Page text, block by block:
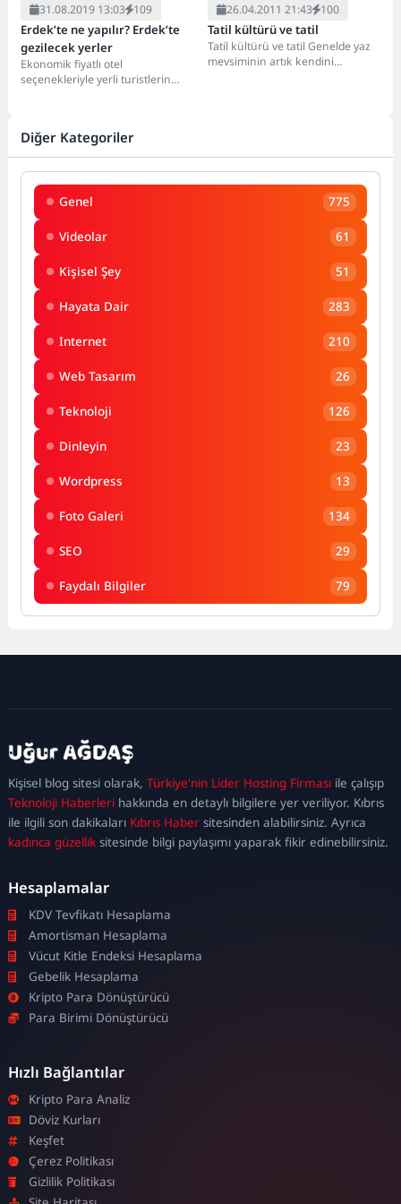
31.08.2019 13:03 109
Erdek’te ne yapılır? Erdek’te
gezilecek yerler
Ekonomik fiyatlı otel
seçenekleriyle yerli turistlerin
26.04.2011 21:43 100
Tatil kültürü ve tatil
Tatil kültürü ve tatil Genelde yaz
mevsiminin artık kendini
Diğer Kategoriler
Genel 775
Videolar 61
Kişisel Şey 51
Hayata Dair 283
Internet 210
Web Tasarım 26
Teknoloji 126
Dinleyin 23
Wordpress 13
Foto Galeri 134
SEO 29
Faydalı Bilgiler 79
Kişisel blog sitesi olarak,Türkiye'nin Lider Hosting Firması ile çalışıp
Teknoloji Haberleri hakkında en detaylı bilgilere yer veriliyor. Kıbrıs
ile ilgili son dakikaları Kıbrıs Haber sitesinden alabilirsiniz. Ayrıca
kadınca güzellik sitesinde bilgi paylaşımı yaparak fikir edinebilirsiniz.
kadıköy
escortmaltepe
escortataşehir
escortümraniye
escort
Hesaplamalar
KDV Tevfikatı Hesaplama
Amortisman Hesaplama
Vücut Kitle Endeksi Hesaplama
Gebelik Hesaplama
Kripto Para Dönüştürücü
Para Birimi Dönüştürücü
Hızlı Bağlantılar
Kripto Para Analiz
Döviz Kurları
Keşfet
Çerez Politikası
Gizlilik Politikası